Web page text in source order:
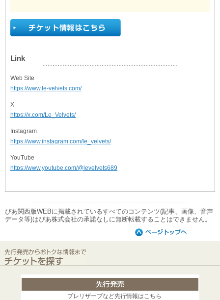
Link
Web Site
https://www.le-velvets.com/
X
https://x.com/Le_Velvets/
Instagram
https://www.instagram.com/le_velvets/
YouTube
https://www.youtube.com/@levelvets689
ぴあ関西版WEBに掲載されているすべてのコンテンツ(記事、画像、音声
データ等)はぴあ株式会社の承諾なしに無断転載することはできません。
プレリザーブなど先行情報はこちら